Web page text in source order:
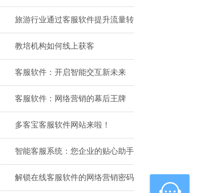
旅游行业通过客服软件提升流量转
教培机构如何线上获客
客服软件：开启智能交互新未来
客服软件：网络营销的幕后王牌
多客宝客服软件网站来啦！
智能客服系统：您企业的贴心助手
解锁在线客服软件的网络营销密码